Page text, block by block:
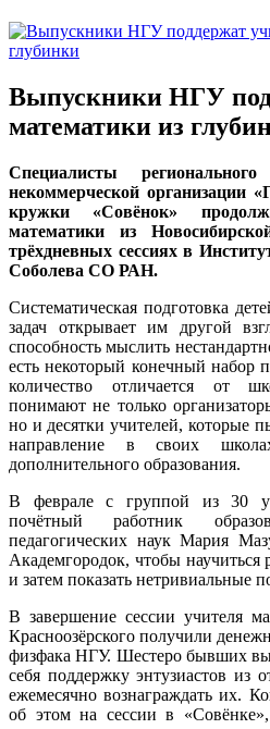
Выпускники НГУ
математики из
Специалисты
некоммерческой организации
кружки «Совёнок»
математики из
трёхдневных сессиях в
Соболева СО РАН.
Систематическая подготовка
задач открывает им другой
способность мыслить
есть некоторый конечный набор
количество отличается от
понимают не только
но и десятки учителей, которые
направление в своих
дополнительного образования.
В феврале с группой из 30
почётный работник
педагогических наук Мария
Академгородок, чтобы научиться
и затем показать нетривиальные
В завершение сессии учителя
Красноозёрского получили
физфака НГУ. Шестеро бывших
себя поддержку энтузиастов
ежемесячно вознаграждать их.
об этом на сессии в